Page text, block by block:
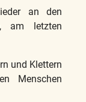
an den
am letzten
und Klettern
Menschen